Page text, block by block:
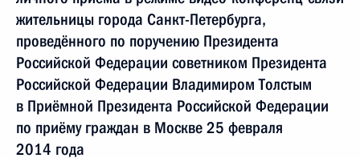
жительницы города Санкт-Петербурга,
проведённого по поручению Президента
Российской Федерации советником Президента
Российской Федерации Владимиром Толстым
в Приёмной Президента Российской Федерации
по приёму граждан в Москве 25 февраля
2014 года